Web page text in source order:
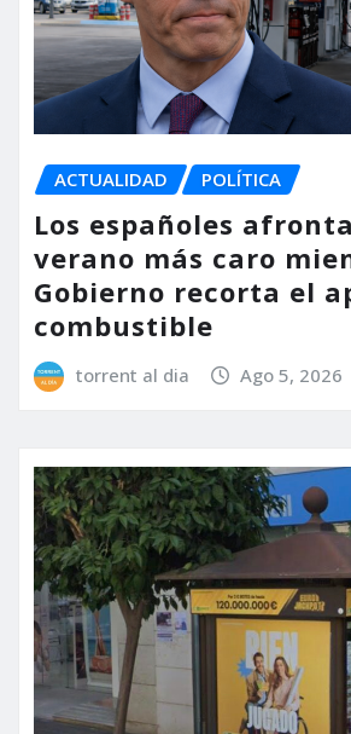
ACTUALIDAD POLÍTICA
Los españoles
verano más caro
Gobierno recorta el
combustible
torrent al dia Ago 5, 2026